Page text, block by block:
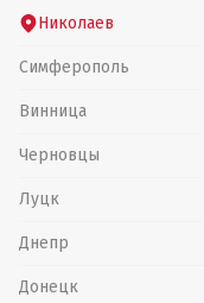
Николаев
Симферополь
Винница
Черновцы
Луцк
Днепр
Донецк